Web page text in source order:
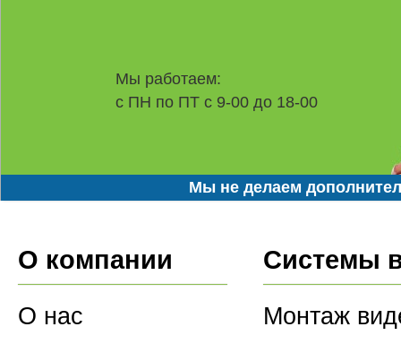
Мы работаем:
с ПН по ПТ с 9-00 до 18-00
Мы не делаем
О компании
О нас
Системы
Монтаж